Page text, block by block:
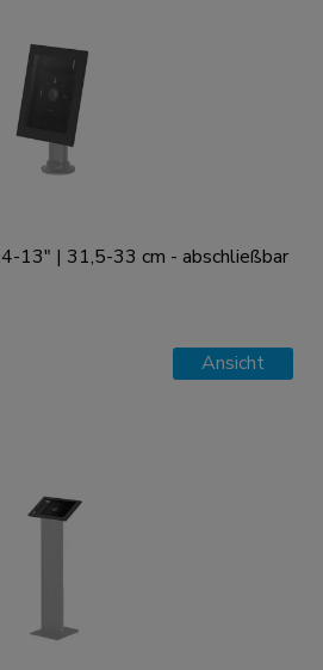
13" | 31,5-33 cm - abschließbar
Ansicht